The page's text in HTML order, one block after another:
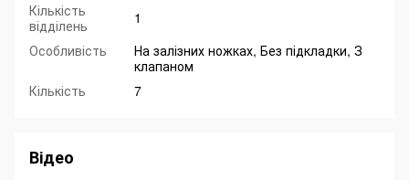
Кількість
відділень
1
Особливість
На залізних ножках, Без підкладки, З
клапаном
Кількість
7
Відео